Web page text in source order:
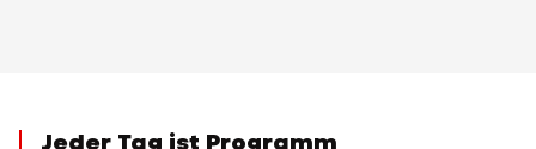
Jeder Tag ist Programm